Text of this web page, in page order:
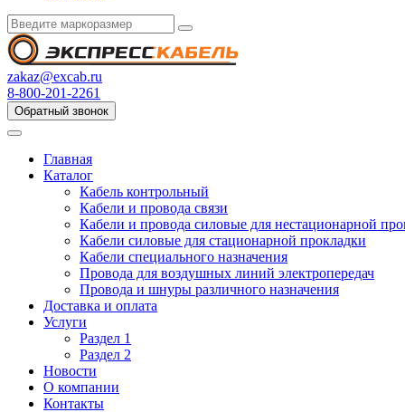
zakaz@excab.ru
8-800-201-2261
Обратный звонок
Главная
Каталог
Кабель контрольный
Кабели и провода связи
Кабели и провода силовые для нестационарной
Кабели силовые для стационарной прокладки
Кабели специального назначения
Провода для воздушных линий электропередач
Провода и шнуры различного назначения
Доставка и оплата
Услуги
Раздел 1
Раздел 2
Новости
О компании
Контакты